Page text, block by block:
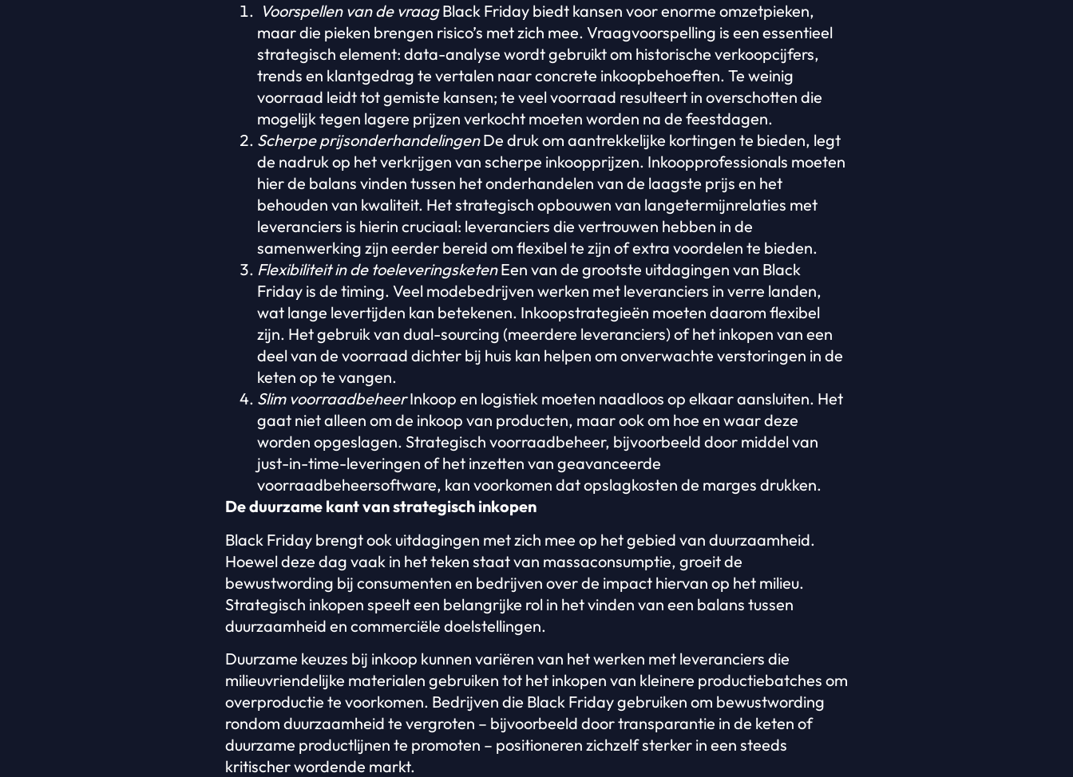
Voorspellen van de vraagBlack Friday biedt kansen voor enorme omzetpieken,
maar die pieken brengen risico’s met zich mee. Vraagvoorspelling is een essentieel
strategisch element: data-analyse wordt gebruikt om historische verkoopcijfers,
trends en klantgedrag te vertalen naar concrete inkoopbehoeften. Te weinig
voorraad leidt tot gemiste kansen; te veel voorraad resulteert in overschotten die
mogelijk tegen lagere prijzen verkocht moeten worden na de feestdagen.
Scherpe prijsonderhandelingenDe druk om aantrekkelijke kortingen te bieden, legt
de nadruk op het verkrijgen van scherpe inkoopprijzen. Inkoopprofessionals moeten
hier de balans vinden tussen het onderhandelen van de laagste prijs en het
behouden van kwaliteit. Het strategisch opbouwen van langetermijnrelaties met
leveranciers is hierin cruciaal: leveranciers die vertrouwen hebben in de
samenwerking zijn eerder bereid om flexibel te zijn of extra voordelen te bieden.
Flexibiliteit in de toeleveringsketenEen van de grootste uitdagingen van Black
Friday is de timing. Veel modebedrijven werken met leveranciers in verre landen,
wat lange levertijden kan betekenen. Inkoopstrategieën moeten daarom flexibel
zijn. Het gebruik van dual-sourcing (meerdere leveranciers) of het inkopen van een
deel van de voorraad dichter bij huis kan helpen om onverwachte verstoringen in de
keten op te vangen.
Slim voorraadbeheerInkoop en logistiek moeten naadloos op elkaar aansluiten. Het
gaat niet alleen om de inkoop van producten, maar ook om hoe en waar deze
worden opgeslagen. Strategisch voorraadbeheer, bijvoorbeeld door middel van
just-in-time-leveringen of het inzetten van geavanceerde
voorraadbeheersoftware, kan voorkomen dat opslagkosten de marges drukken.
De duurzame kant van strategisch inkopen
Black Friday brengt ook uitdagingen met zich mee op het gebied van duurzaamheid.
Hoewel deze dag vaak in het teken staat van massaconsumptie, groeit de
bewustwording bij consumenten en bedrijven over de impact hiervan op het milieu.
Strategisch inkopen speelt een belangrijke rol in het vinden van een balans tussen
duurzaamheid en commerciële doelstellingen.
Duurzame keuzes bij inkoop kunnen variëren van het werken met leveranciers die
milieuvriendelijke materialen gebruiken tot het inkopen van kleinere productiebatches om
overproductie te voorkomen. Bedrijven die Black Friday gebruiken om bewustwording
rondom duurzaamheid te vergroten – bijvoorbeeld door transparantie in de keten of
duurzame productlijnen te promoten – positioneren zichzelf sterker in een steeds
kritischer wordende markt.